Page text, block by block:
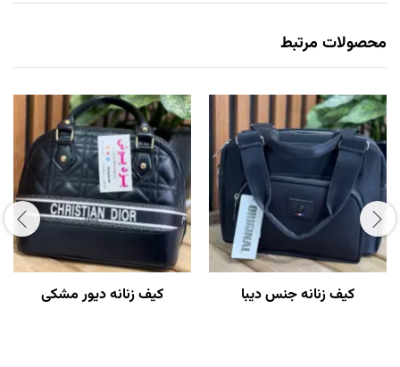
محصولات مرتبط
کیف زنانه جنس دیبا کیف زنانه دیور مشکی